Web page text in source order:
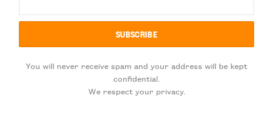
You will never receive spam and your address will be kept
confidential.
We respect your privacy.